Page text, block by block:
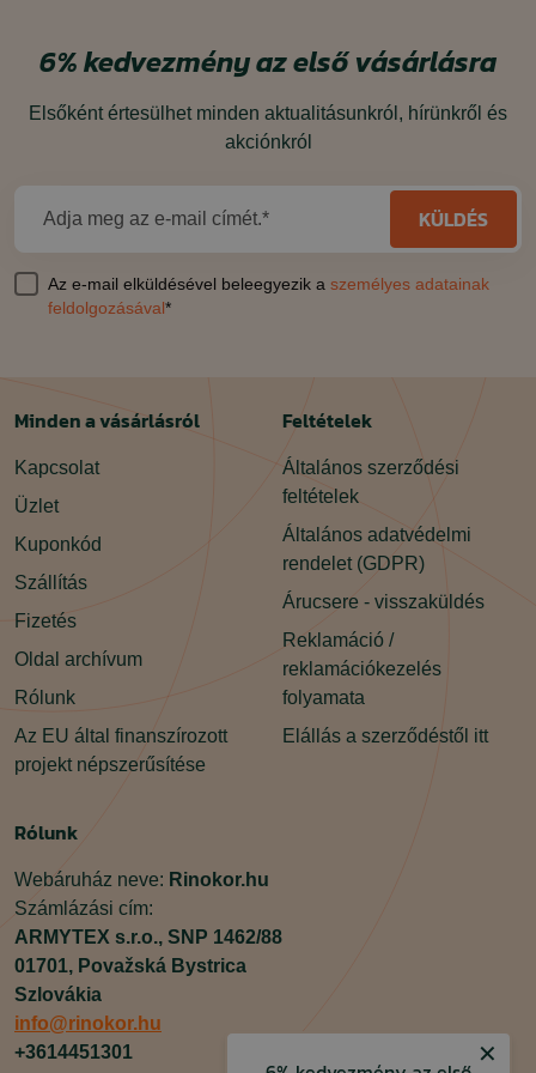
6%kedvezményaz első vásárlásra
Elsőként értesülhet minden aktualitásunkról, hírünkről és
akciónkról
Adja meg az e-mail címét.* KÜLDÉS
Az e-mail elküldésével beleegyezik a személyes adatainak
feldolgozásával*
Minden a vásárlásról
Kapcsolat
Üzlet
Kuponkód
Szállítás
Fizetés
Oldal archívum
Rólunk
Az EU által finanszírozott
projekt népszerűsítése
Feltételek
Általános szerződési
feltételek
Általános adatvédelmi
rendelet (GDPR)
Árucsere - visszaküldés
Reklamáció /
reklamációkezelés
folyamata
Elállás a szerződéstől itt
Rólunk
Webáruház neve: Rinokor.hu
Számlázási cím:
ARMYTEX s.r.o., SNP 1462/88
01701, Považská Bystrica
Szlovákia
info@rinokor.hu
+3614451301
✕